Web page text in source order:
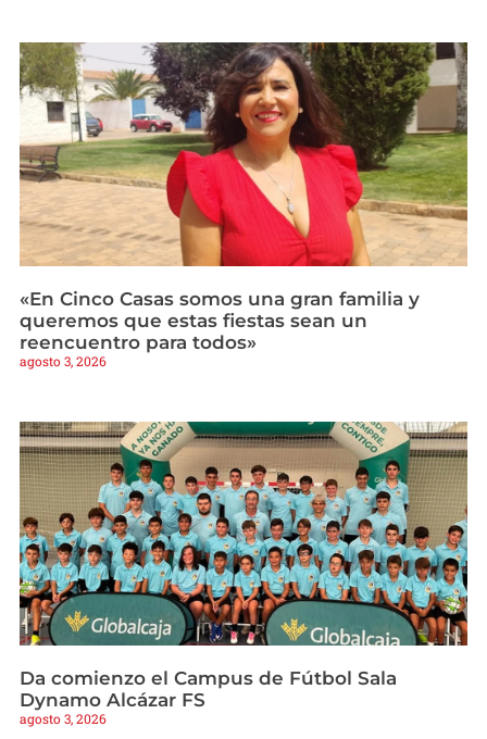
«En Cinco Casas somos una gran familia y
queremos que estas fiestas sean un
reencuentro para todos»
agosto 3, 2026
Da comienzo el Campus de Fútbol Sala
Dynamo Alcázar FS
agosto 3, 2026